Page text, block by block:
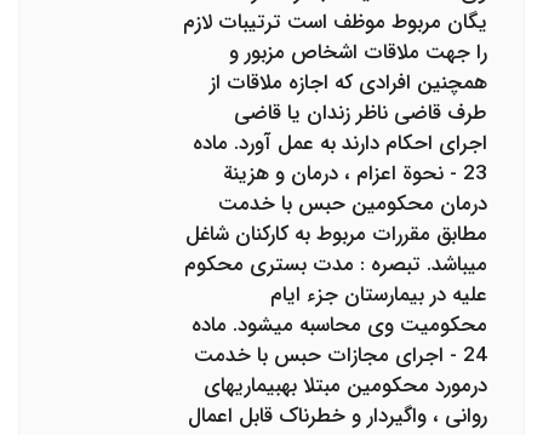
یگان مربوط موظف است ترتیبات لازم
را جهت ملاقات اشخاص مزبور و
همچنین افرادی که اجازه ملاقات از
طرف قاضی ناظر زندان یا قاضی
اجرای احکام دارند به عمل آورد. ماده
23 - نحوة اعزام ، درمان و هزینة
درمان محکومین حبس با خدمت
مطابق مقررات مربوط به کارکنان شاغل
می‎باشد. تبصره : مدت بستری محکوم
علیه در بیمارستان جزء ایام
محکومیت وی محاسبه می‎شود. ماده
24 - اجرای مجازات حبس با خدمت
درمورد محکومین مبتلا به‎بیماریهای
روانی ، واگیردار و خطرناک قابل اعمال